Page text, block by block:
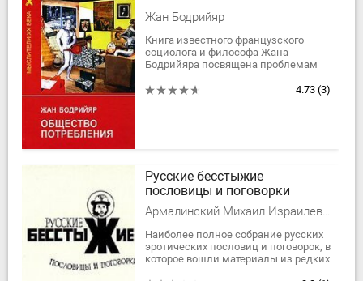
Жан Бодрийяр
Книга известного французского
социолога и философа Жана
Бодрийяра посвящена проблемам
сложившегося в высокоразвитых
4.73 (3)
Русские бесстыжие
пословицы и поговорки
Армалинский Михаил Израилевич
Наиболее полное собрание русских
эротических пословиц и поговорок, в
которое вошли материалы из редких